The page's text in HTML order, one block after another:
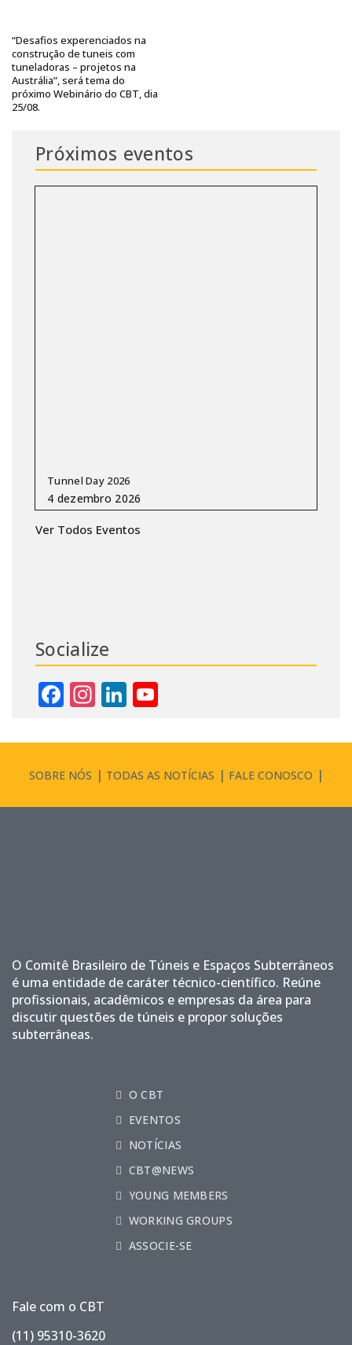
“Desafios experenciados na
construção de tuneis com
tuneladoras – projetos na
Austrália”, será tema do
próximo Webinário do CBT, dia
25/08.
Próximos eventos
Tunnel Day 2026
Ver Todos Eventos
Socialize
Facebook
Instagram
LinkedIn
SOBRE NÓS TODAS AS NOTÍCIAS FALE CONOSCO
O Comitê Brasileiro de Túneis e Espaços Subterrâneos
é uma entidade de caráter técnico-científico. Reúne
profissionais, acadêmicos e empresas da área para
discutir questões de túneis e propor soluções
subterrâneas.
O CBT
EVENTOS
NOTÍCIAS
CBT@NEWS
YOUNG MEMBERS
WORKING GROUPS
ASSOCIE-SE
Fale com o CBT
(11) 95310-3620